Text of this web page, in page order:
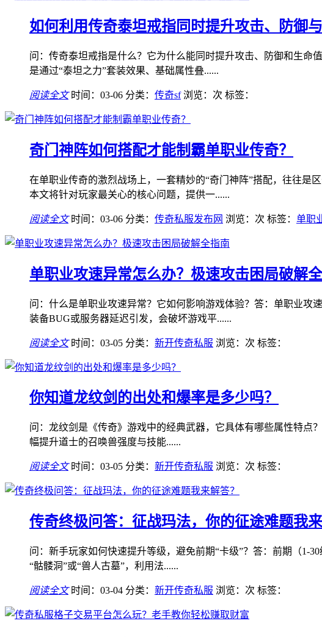
如何利用传奇泰坦戒指同时提升攻击、防御与
问：传奇泰坦戒指是什么？它为什么能同时提升攻击、防御和生命
是通过“泰坦之力”套装效果、基础属性叠......
阅读全文 时间：03-06 分类： 传奇sf 浏览： 次 标签：
奇门神阵如何搭配才能制霸单职业传奇？
在单职业传奇的激烈战场上，一套精妙的“奇门神阵”搭配，往往是
本文将针对玩家最关心的核心问题，提供一......
阅读全文 时间：03-06 分类： 传奇私服发布网 浏览： 次 标签： 单职
单职业攻速异常怎么办？极速攻击困局破解
问：什么是单职业攻速异常？它如何影响游戏体验？答：单职业攻
装备BUG或服务器延迟引发，会破坏游戏平......
阅读全文 时间：03-05 分类： 新开传奇私服 浏览： 次 标签：
你知道龙纹剑的出处和爆率是多少吗？
问：龙纹剑是《传奇》游戏中的经典武器，它具体有哪些属性特点
幅提升道士的召唤兽强度与技能......
阅读全文 时间：03-05 分类： 新开传奇私服 浏览： 次 标签：
传奇终极问答：征战玛法，你的征途难题我来
问：新手玩家如何快速提升等级，避免前期“卡级”？答：前期（1-
“骷髅洞”或“兽人古墓”，利用法......
阅读全文 时间：03-04 分类： 新开传奇私服 浏览： 次 标签：